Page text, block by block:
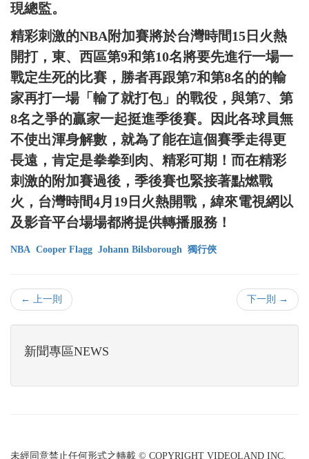
現總監。
精彩刺激的NBA附加賽將於台灣時間15日火熱
開打，東、西區第9和第10名將要先進行一場一
戰定生死的比賽，勝者再跟第7和第8名的的輸
家再打一場「輸了就打包」的戰役，與第7、第
8名之爭的贏家一起挺進季後賽。因此各球員無
不使出渾身解數，就為了能在這個賽季走得更
長遠，肯定是拳拳到肉、精彩可期！而在精彩
刺激的附加賽過後，季後賽也緊接著點燃戰
火，台灣時間4月19日火熱開戰，緯來電視網以
及影音平台場場都將提供轉播服務！
NBA Cooper Flagg Johann Bilsborough 獨行俠
← 上一則 下一則 →
新聞專區NEWS
未經同意禁止任何形式之轉載 © COPYRIGHT VIDEOLAND INC.